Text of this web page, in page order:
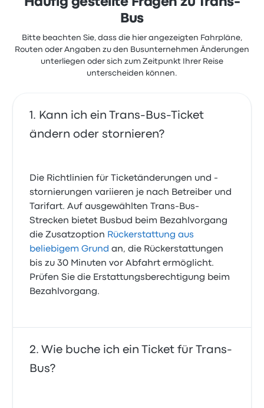
Häufig gestellte Fragen zu Trans-
Bus
Bitte beachten Sie, dass die hier angezeigten Fahrpläne,
Routen oder Angaben zu den Busunternehmen Änderungen
unterliegen oder sich zum Zeitpunkt Ihrer Reise
unterscheiden können.
Kann ich ein Trans-Bus-Ticket
ändern oder stornieren?
Die Richtlinien für Ticketänderungen und -
stornierungen variieren je nach Betreiber und
Tarifart. Auf ausgewählten Trans-Bus-
Strecken bietet Busbud beim Bezahlvorgang
die Zusatzoption Rückerstattung aus
beliebigem Grund an, die Rückerstattungen
bis zu 30 Minuten vor Abfahrt ermöglicht.
Prüfen Sie die Erstattungsberechtigung beim
Bezahlvorgang.
Wie buche ich ein Ticket für Trans-
Bus?